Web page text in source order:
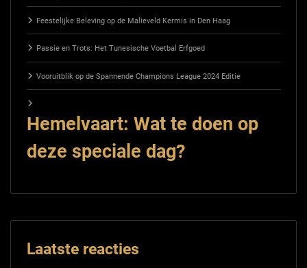
Feestelijke Beleving op de Malieveld Kermis in Den Haag
Passie en Trots: Het Tunesische Voetbal Erfgoed
Vooruitblik op de Spannende Champions League 2024 Editie
Hemelvaart: Wat te doen op
deze speciale dag?
Laatste reacties